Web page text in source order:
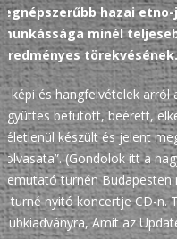
legnépszerűbb hazai
munkássága minél
eredményes törekvésének.
A képi és hangfelvételek
együttes befutott, beérett,
véletlenül készült és jelent
„olvasata”. (Gondolok itt a
bemutató turnén Budapesten
a turné nyitó koncertje CD-n.
klubkiadványra, Amit az